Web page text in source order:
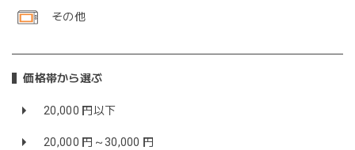
その他
価格帯から選ぶ
20,000 円以下
20,000 円～30,000 円